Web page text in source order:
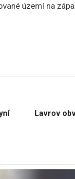
území na
Lavrov